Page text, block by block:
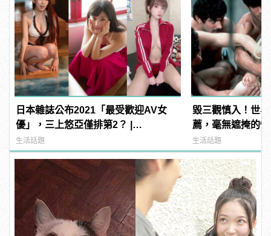
日本雜誌公布2021「最受歡迎AV女
優」，三上悠亞僅排第2？ |
manfashion這樣變型男
生活話題
毀三觀慎入！世
薦，毫無遮掩的
噁心到極致！
生活話題